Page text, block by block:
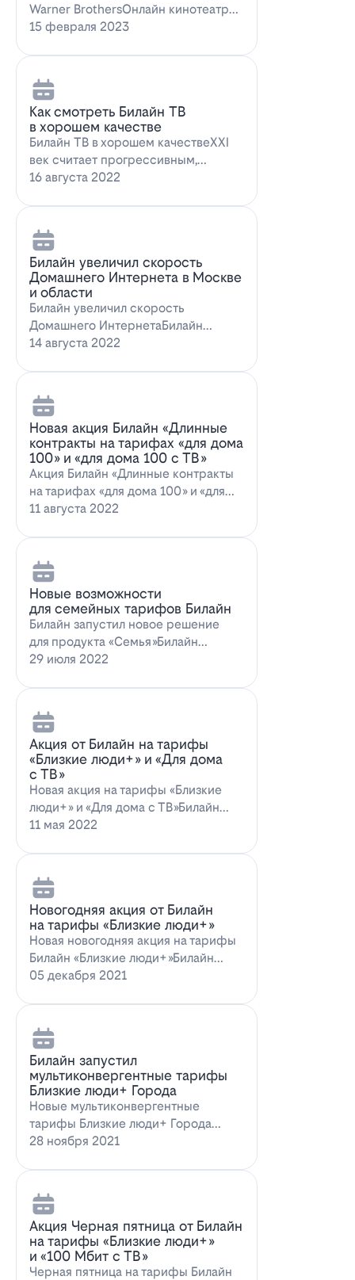
Warner BrothersОнлайн кинотеатр
Okko пополнил коллекцию лучшими
15 февраля 2023
Как смотреть Билайн ТВ
в хорошем качестве
Билайн ТВ в хорошем качествеXXI
век считает прогрессивным,
большинство технологий доступны
16 августа 2022
Билайн увеличил скорость
Домашнего Интернета в Москве
и области
Билайн увеличил скорость
Домашнего ИнтернетаБилайн
увеличил скорость Домашнего
14 августа 2022
Новая акция Билайн «Длинные
контракты на тарифах «для дома
100» и «для дома 100 с ТВ»
Акция Билайн «Длинные контракты
на тарифах «для дома 100» и «для
дома 100 с…
11 августа 2022
Новые возможности
для семейных тарифов Билайн
Билайн запустил новое решение
для продукта «Семья»Билайн
объявил о запуске новых возможн…
29 июля 2022
Акция от Билайн на тарифы
«Близкие люди+» и «Для дома
с ТВ»
Новая акция на тарифы «Близкие
люди+» и «Для дома с ТВ»Билайн
предлагает выг…
11 мая 2022
Новогодняя акция от Билайн
на тарифы «Близкие люди+»
Новая новогодняя акция на тарифы
Билайн «Близкие люди+»Билайн
предлагает новогоднее пред…
05 декабря 2021
Билайн запустил
мультиконвергентные тарифы
Близкие люди+ Города
Новые мультиконвергентные
тарифы Близкие люди+ Города
от БилайнОператор Билайн радует
28 ноября 2021
Акция Черная пятница от Билайн
на тарифы «Близкие люди+»
и «100 Мбит с ТВ»
Черная пятница на тарифы Билайн